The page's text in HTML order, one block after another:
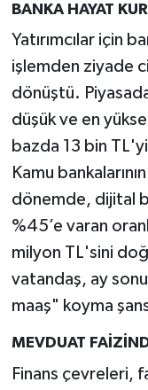
BANKA HAYAT
Yatırımcılar için
işlemden ziyade
dönüştü.
düşük ve en
bazda 13 bin
Kamu
dönemde, dijital
%45’e varan
milyon TL'sini
vatandaş, ay
maaş" koyma
MEVDUAT
Finans çevreleri,